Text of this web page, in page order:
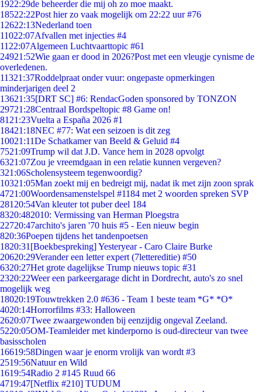
1922:29de beheerder die mij oh zo moe maakt.
18522:22Post hier zo vaak mogelijk om 22:22 uur #76
12622:13Nederland toen
11022:07Afvallen met injecties #4
11 22:07Algemeen Luchtvaarttopic #61
24921:52Wie gaan er dood in 2026?Post met een vleugje cynisme de
overledenen.
11321:37Roddelpraat onder vuur: ongepaste opmerkingen
minderjarigen deel 2
13621:35[DRT SC] #6: RendacGoden sponsored by TONZON
29721:28Centraal Bordspeltopic #8 Game on!
81 21:23Vuelta a España 2026 #1
18421:18NEC #77: Wat een seizoen is dit zeg
10021:11De Schatkamer van Beeld & Geluid #4
7521:09Trump wil dat J.D. Vance hem in 2028 opvolgt
6321:07Zou je vreemdgaan in een relatie kunnen vergeven?
321:06Scholensysteem tegenwoordig?
10321:05Man zoekt mij en bedreigt mij, nadat ik met zijn zoon sprak
4721:00Woordensamenstelspel #1184 met 2 woorden spreken SVP
281 20:54Van kleuter tot puber deel 184
8320:482010: Vermissing van Herman Ploegstra
22720:47archito's jaren '70 huis #5 - Een nieuw begin
820:36Poepen tijdens het tandenpoetsen
1820:31 [Boekbespreking] Yesteryear - Caro Claire Burke
20620:29Verander een letter expert (7lettereditie) #50
6320:27Het grote dagelijkse Trump nieuws topic #31
2320:22Weer een parkeergarage dicht in Dordrecht, auto's zo snel
mogelijk weg
18020:19Touwtrekken 2.0 #636 - Team 1 beste team *G* *O*
4020:14Horrorfilms #33: Halloween
2620:07Twee zwaargewonden bij eenzijdig ongeval Zeeland.
5220:05OM-Teamleider met kinderporno is oud-directeur van twee
basisscholen
16619:58Dingen waar je enorm vrolijk van wordt #3
2519:56Natuur en Wild
1619:54Radio 2 #145 Ruud 66
4719:47[Netflix #210] TUDUM